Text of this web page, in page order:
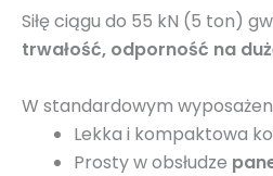
Siłę ciągu do 55 kN (5 ton)
trwałość, odporność na
W standardowym
Lekka i kompaktowa
Prosty w obsłudze